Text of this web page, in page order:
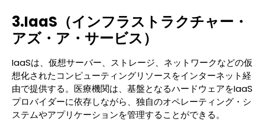
3.IaaS（インフラストラクチャー・
アズ・ア・サービス）
IaaSは、仮想サーバー、ストレージ、ネットワークなどの仮
想化されたコンピューティングリソースをインターネット経
由で提供する。医療機関は、基盤となるハードウェアをIaaS
プロバイダーに依存しながら、独自のオペレーティング・シ
ステムやアプリケーションを管理することができる。